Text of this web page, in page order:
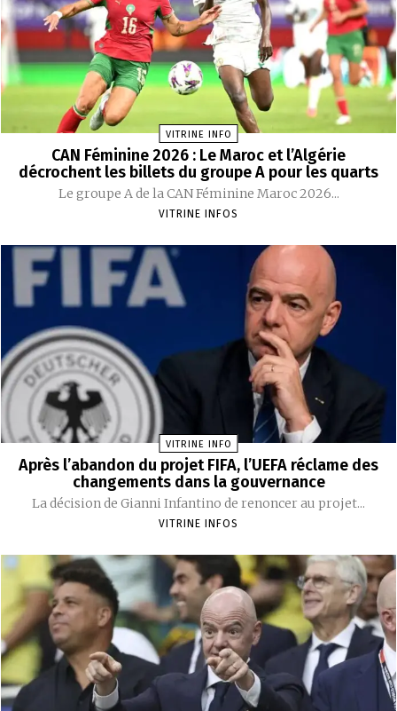
VITRINE INFO
CAN Féminine 2026 : Le Maroc et l’Algérie
décrochent les billets du groupe A pour les quarts
Le groupe A de la CAN Féminine Maroc 2026...
VITRINE INFOS
VITRINE INFO
Après l’abandon du projet FIFA, l’UEFA réclame des
changements dans la gouvernance
La décision de Gianni Infantino de renoncer au projet...
VITRINE INFOS